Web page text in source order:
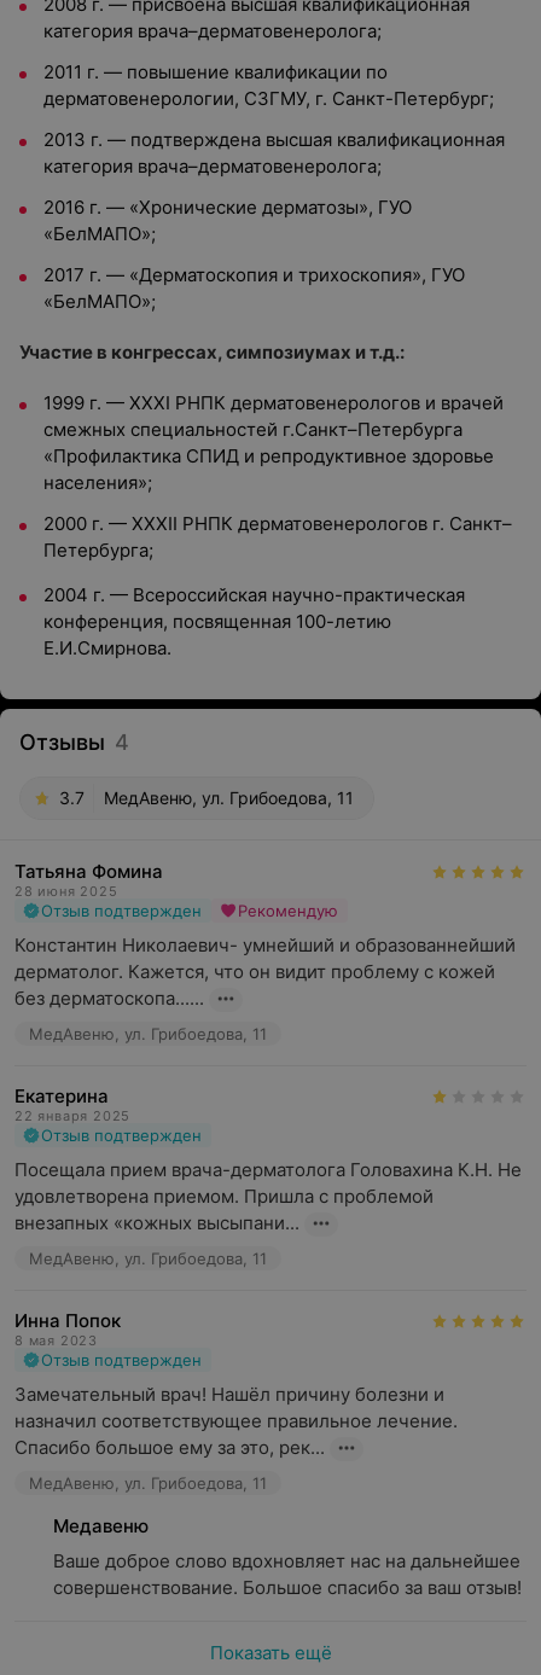
категория врача–дерматовенеролога;
2011 г. — повышение квалификации по
дерматовенерологии, СЗГМУ, г. Санкт-Петербург;
2013 г. — подтверждена высшая квалификационная
категория врача–дерматовенеролога;
2016 г. — «Хронические дерматозы», ГУО
«БелМАПО»;
2017 г. — «Дерматоскопия и трихоскопия», ГУО
«БелМАПО»;
Участие в конгрессах, симпозиумах и т.д.:
1999 г. — ХХХI РНПК дерматовенерологов и врачей
смежных специальностей г.Санкт–Петербурга
«Профилактика СПИД и репродуктивное здоровье
населения»;
2000 г. — ХХХII РНПК дерматовенерологов г. Санкт–
Петербурга;
2004 г. — Всероссийская научно-практическая
конференция, посвященная 100-летию
Е.И.Смирнова.
Отзывы 4
3.7 МедАвеню, ул. Грибоедова, 11
Татьяна Фомина
28 июня 2025
Отзыв подтвержден Рекомендую
Константин Николаевич- умнейший и образованнейший
дерматолог. Кажется, что он видит проблему с кожей
без дерматоскопа......
МедАвеню, ул. Грибоедова, 11
Екатерина
22 января 2025
Отзыв подтвержден
Посещала прием врача-дерматолога Головахина К.Н. Не
удовлетворена приемом. Пришла с проблемой
внезапных «кожных высыпани...
МедАвеню, ул. Грибоедова, 11
Инна Попок
8 мая 2023
Отзыв подтвержден
Замечательный врач! Нашёл причину болезни и
назначил соответствующее правильное лечение.
Спасибо большое ему за это, рек...
МедАвеню, ул. Грибоедова, 11
Медавеню
Ваше доброе слово вдохновляет нас на дальнейшее
совершенствование. Большое спасибо за ваш отзыв!
Показать ещё